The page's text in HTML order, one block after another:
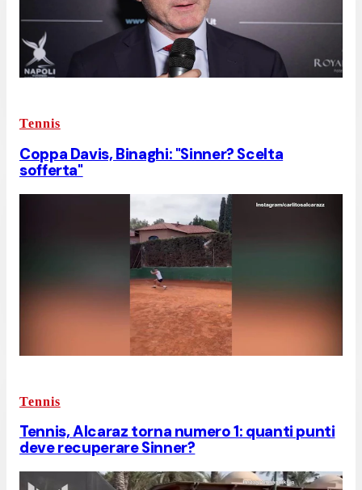
Tennis
Coppa Davis, Binaghi: "Sinner? Scelta
sofferta"
Tennis
Tennis, Alcaraz torna numero 1: quanti punti
deve recuperare Sinner?